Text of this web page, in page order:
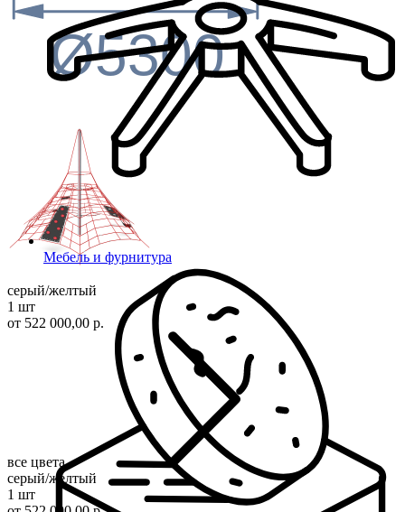
Мебель и фурнитура
Ø5300
серый/желтый
1 шт
от 522 000,00 р.
все цвета
серый/желтый
1 шт